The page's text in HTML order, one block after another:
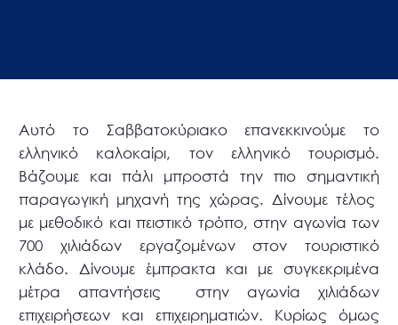
Αυτό το Σαββατοκύριακο επανεκκινούμε το
ελληνικό καλοκαίρι, τον ελληνικό τουρισμό.
Βάζουμε και πάλι μπροστά την πιο σημαντική
παραγωγική μηχανή της χώρας. Δίνουμε τέλος
με μεθοδικό και πειστικό τρόπο, στην αγωνία των
700 χιλιάδων εργαζομένων στον τουριστικό
κλάδο. Δίνουμε έμπρακτα και με συγκεκριμένα
μέτρα απαντήσεις στην αγωνία χιλιάδων
επιχειρήσεων και επιχειρηματιών. Κυρίως όμως